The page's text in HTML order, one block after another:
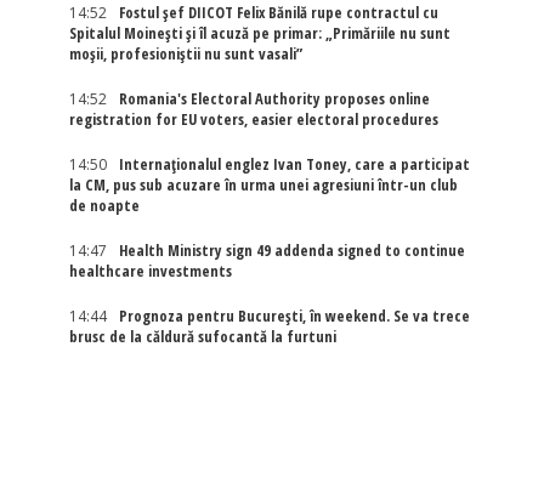
14:52
Fostul șef DIICOT Felix Bănilă rupe contractul cu
Spitalul Moinești și îl acuză pe primar: „Primăriile nu sunt
moșii, profesioniștii nu sunt vasali”
14:52
Romania's Electoral Authority proposes online
registration for EU voters, easier electoral procedures
14:50
Internaţionalul englez Ivan Toney, care a participat
la CM, pus sub acuzare în urma unei agresiuni într-un club
de noapte
14:47
Health Ministry sign 49 addenda signed to continue
healthcare investments
14:44
Prognoza pentru București, în weekend. Se va trece
brusc de la căldură sufocantă la furtuni